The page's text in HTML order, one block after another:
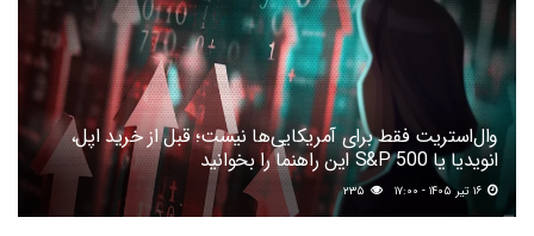
وال‌استریت فقط برای آمریکایی‌ها نیست؛ قبل از خرید اپل،
انویدیا یا S&P 500 این راهنما را بخوانید
۲۳۵